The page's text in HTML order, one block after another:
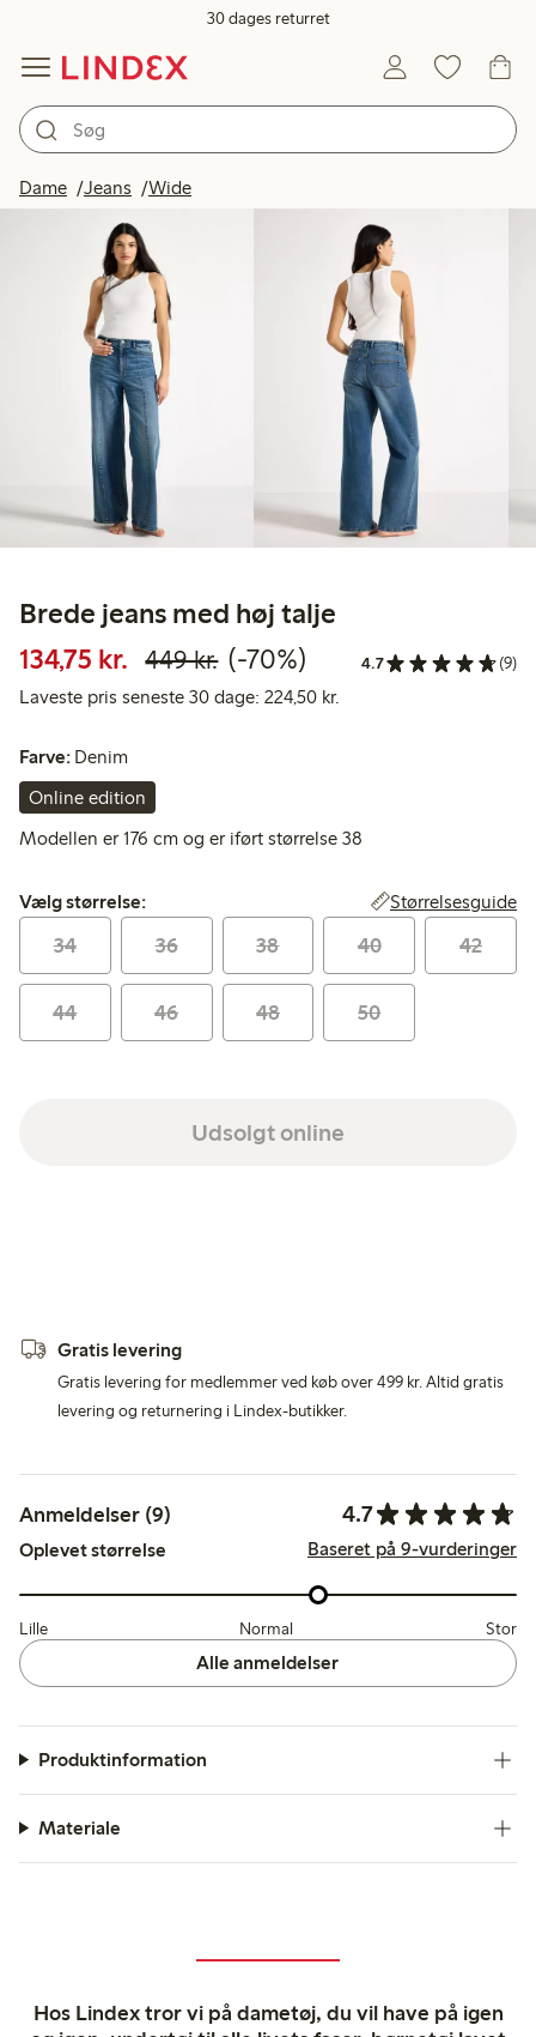
30 dages returret
Dame Jeans Wide
Brede jeans med høj talje
134,75 kr. Nedsat pris: 134,75 kr.
449 kr.Normalpris: 449,00 kr.
70 % rabat
(-70%) 4.7 (9)
Laveste pris seneste 30 dage: 224,50 kr.
Farve: Denim
Online edition
Modellen er 176 cm og er iført størrelse 38
Vælg størrelse:
Vælg størrelse: Størrelsesguide
34 36 38 40 42
44 46 48 50
Udsolgt online
Gratis levering
Gratis levering for medlemmer ved køb over 499 kr. Altid gratis
levering og returnering i Lindex-butikker.
Anmeldelser (9) 4.7
Oplevet størrelse Baseret på 9-vurderinger
Lille Normal Stor
Alle anmeldelser
Produktinformation
Materiale
Hos Lindex tror vi på dametøj, du vil have på igen